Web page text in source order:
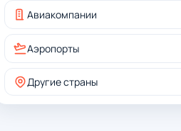
Авиакомпании
Аэропорты
Другие страны